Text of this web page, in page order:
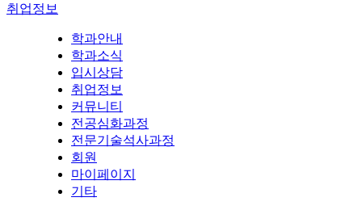
취업정보
학과안내
학과소식
입시상담
취업정보
커뮤니티
전공심화과정
전문기술석사과정
회원
마이페이지
기타